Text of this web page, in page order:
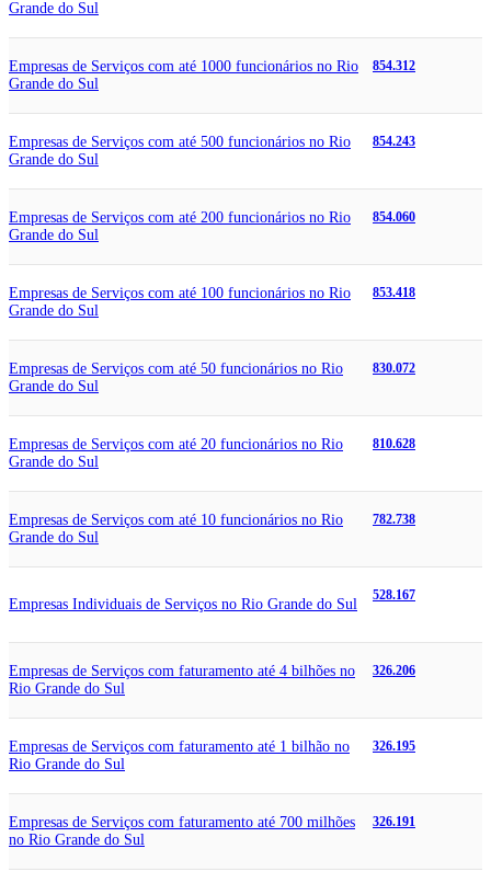
Grande do Sul
Empresas de Serviços com até 1000 funcionários no Rio
Grande do Sul
854.312
Empresas de Serviços com até 500 funcionários no Rio
Grande do Sul
854.243
Empresas de Serviços com até 200 funcionários no Rio
Grande do Sul
854.060
Empresas de Serviços com até 100 funcionários no Rio
Grande do Sul
853.418
Empresas de Serviços com até 50 funcionários no Rio
Grande do Sul
830.072
Empresas de Serviços com até 20 funcionários no Rio
Grande do Sul
810.628
Empresas de Serviços com até 10 funcionários no Rio
Grande do Sul
782.738
Empresas Individuais de Serviços no Rio Grande do Sul
528.167
Empresas de Serviços com faturamento até 4 bilhões no
Rio Grande do Sul
326.206
Empresas de Serviços com faturamento até 1 bilhão no
Rio Grande do Sul
326.195
Empresas de Serviços com faturamento até 700 milhões
no Rio Grande do Sul
326.191